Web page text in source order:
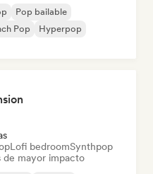
Pop bailable
Pop
Hyperpop
Lofi bedroomSynthpop
de mayor impacto